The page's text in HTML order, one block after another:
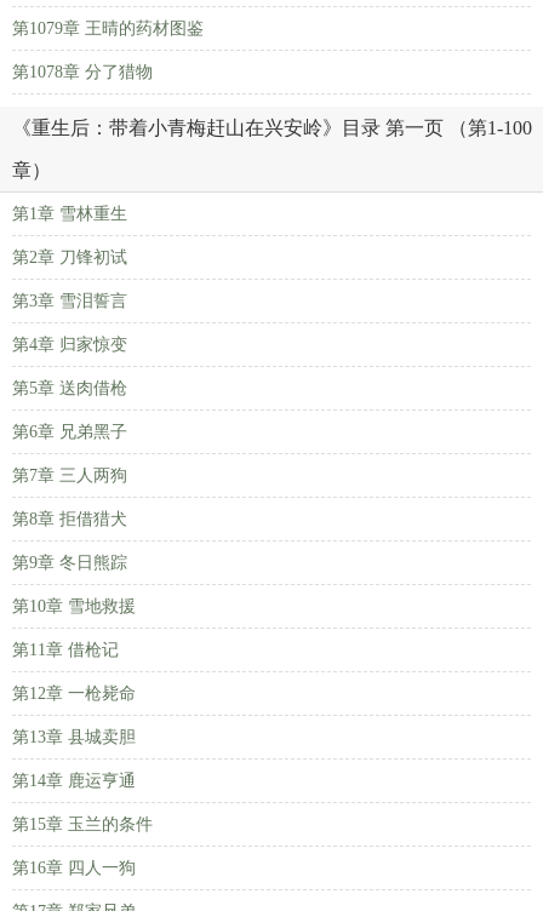
第1079章 王晴的药材图鉴
第1078章 分了猎物
《重生后：带着小青梅赶山在兴安岭》目录 第一页 （第1-100
章）
第1章 雪林重生
第2章 刀锋初试
第3章 雪泪誓言
第4章 归家惊变
第5章 送肉借枪
第6章 兄弟黑子
第7章 三人两狗
第8章 拒借猎犬
第9章 冬日熊踪
第10章 雪地救援
第11章 借枪记
第12章 一枪毙命
第13章 县城卖胆
第14章 鹿运亨通
第15章 玉兰的条件
第16章 四人一狗